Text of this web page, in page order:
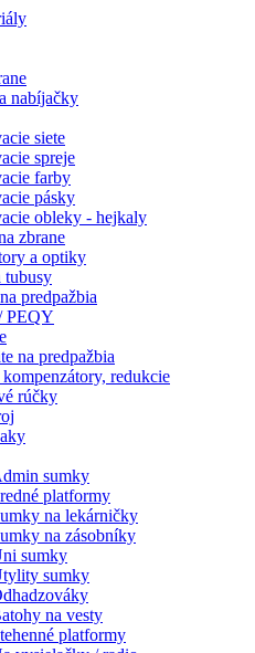
nabíjačky
siete
spreje
farby
pásky
obleky - hejkaly
zbrane
a optiky
tubusy
predpažbia
PEQY
na predpažbia
redukcie
rúčky
sumky
platformy
na lekárničky
na zásobníky
sumky
sumky
na vesty
platformy